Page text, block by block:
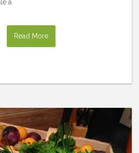
à
Read More